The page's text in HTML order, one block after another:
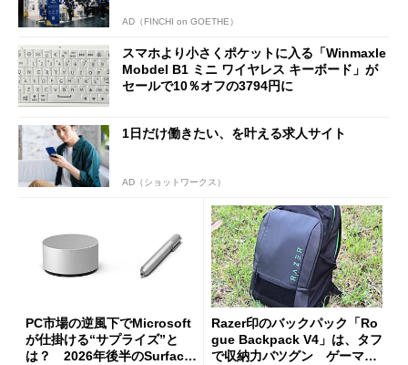
AD（FINCHI on GOETHE）
スマホより小さくポケットに入る「Winmaxle
Mobdel B1 ミニ ワイヤレス キーボード」が
セールで10％オフの3794円に
1日だけ働きたい、を叶える求人サイト
AD（ショットワークス）
PC市場の逆風下でMicrosoft
が仕掛ける“サプライズ”と
は？ 2026年後半のSurface
Razer印のバックパック「Ro
gue Backpack V4」は、タフ
で収納力バツグン ゲーマー